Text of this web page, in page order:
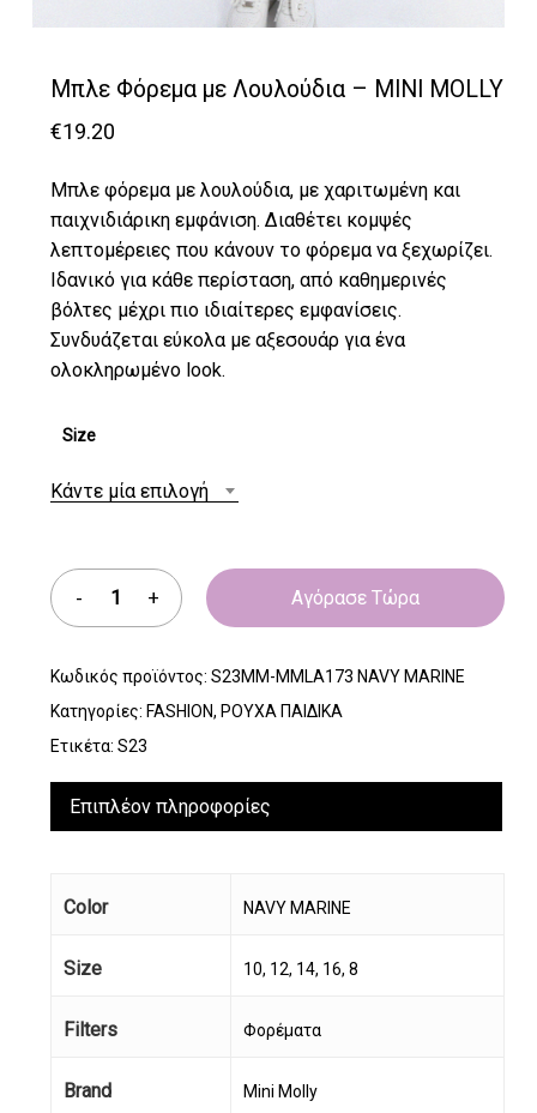
Μπλε Φόρεμα με Λουλούδια – MINI MOLLY
€19.20
Μπλε φόρεμα με λουλούδια, με χαριτωμένη και
παιχνιδιάρικη εμφάνιση. Διαθέτει κομψές
λεπτομέρειες που κάνουν το φόρεμα να ξεχωρίζει.
Ιδανικό για κάθε περίσταση, από καθημερινές
βόλτες μέχρι πιο ιδιαίτερες εμφανίσεις.
Συνδυάζεται εύκολα με αξεσουάρ για ένα
ολοκληρωμένο look.
Size
Κάντε μία επιλογή
Αγόρασε Τώρα
Κωδικός προϊόντος: S23MM-MMLA173 NAVY MARINE
Κατηγορίες: FASHION, ΡΟΥΧΑ ΠΑΙΔΙΚΑ
Ετικέτα: S23
Επιπλέον πληροφορίες
Color NAVY MARINE
Size 10, 12, 14, 16, 8
Filters Φορέματα
Brand Mini Molly